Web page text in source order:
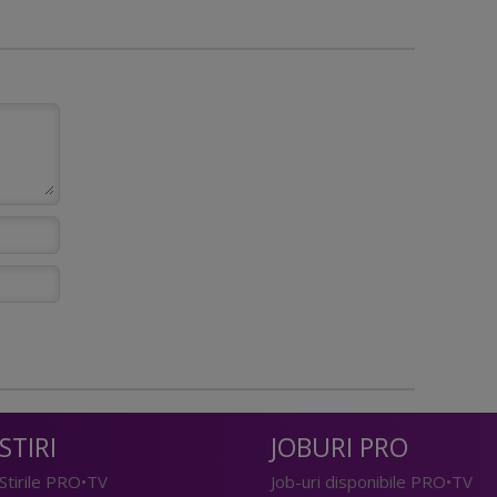
STIRI
Stirile PRO•TV
JOBURI PRO
Job-uri disponibile PRO•TV